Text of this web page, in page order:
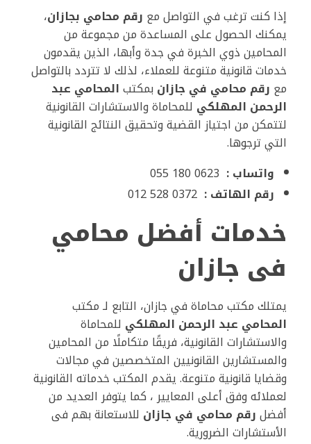
إذا كنت ترغب في التواصل مع رقم محامي بجازان،
يمكنك الحصول على المساعدة من مجموعة من
المحامين ذوي الخبرة في جدة وأبها، الذين يقدمون
خدمات قانونية متنوعة للعملاء، لذلك لا تتردد بالتواصل
مع رقم محامي في جازان بمكتبالمحامي عبد
الرحمن المهلكي للمحاماة والاستشارات القانونية
لتتمكن من اجتياز القضية وتحقيق النتائج القانونية
التي ترجوها.
واتساب :
رقم الهاتف :
خدمات أفضل محامي
فى جازان
يمتلك مكتب محاماة في جازان، التابع لـ مكتب
المحامي عبد الرحمن المهلكي للمحاماة
والاستشارات القانونية، فريقًا متكاملًا من المحامين
والمستشارين القانونيين المتخصصين في مجالات
وقضايا قانونية متنوعة. يقدم المكتب خدماته القانونية
لعملائه وفق أعلى المعايير ، كما يتوفر العديد من
أفضلرقم محامي في جازان للاستعانة بهم فى
الأستشارات الضرورية.